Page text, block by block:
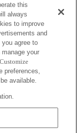
compatibile
ma con restrizioni
this
always
to improve
and
agree to
your
preferences,
available.